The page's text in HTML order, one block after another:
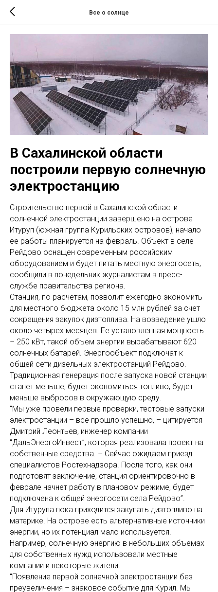
Все о солнце
В Сахалинской области
построили первую солнечную
электростанцию
Строительство первой в Сахалинской области
солнечной электростанции завершено на острове
Итуруп (южная группа Курильских островов), начало
ее работы планируется на февраль. Объект в селе
Рейдово оснащен современным российским
оборудованием и будет питать местную энергосеть,
сообщили в понедельник журналистам в пресс-
службе правительства региона.
Станция, по расчетам, позволит ежегодно экономить
для местного бюджета около 15 млн рублей за счет
сокращения закупок дизтоплива. На возведение ушло
около четырех месяцев. Ее установленная мощность
– 250 кВт, такой объем энергии вырабатывают 620
солнечных батарей. Энергообъект подключат к
общей сети дизельных электростанций Рейдово.
Традиционная генерация после запуска новой станции
станет меньше, будет экономиться топливо, будет
меньше выбросов в окружающую среду.
“Мы уже провели первые проверки, тестовые запуски
электростанции – все прошло успешно, – цитируется
Дмитрий Леонтьев, инженер компании
“ДальЭнергоИнвест”, которая реализовала проект на
собственные средства. – Сейчас ожидаем приезд
специалистов Ростехнадзора. После того, как они
подготовят заключение, станция ориентировочно в
феврале начнет работу в плановом режиме, будет
подключена к общей энергосети села Рейдово”.
Для Итурупа пока приходится закупать дизтопливо на
материке. На острове есть альтернативные источники
энергии, но их потенциал мало используется.
Например, солнечную энергию в небольших объемах
для собственных нужд использовали местные
компании и некоторые жители.
“Появление первой солнечной электростанции без
преувеличения – знаковое событие для Курил. Мы